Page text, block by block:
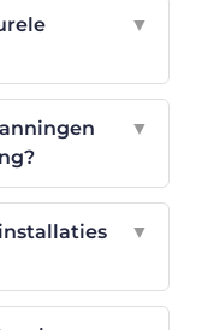
▼
▼
▼